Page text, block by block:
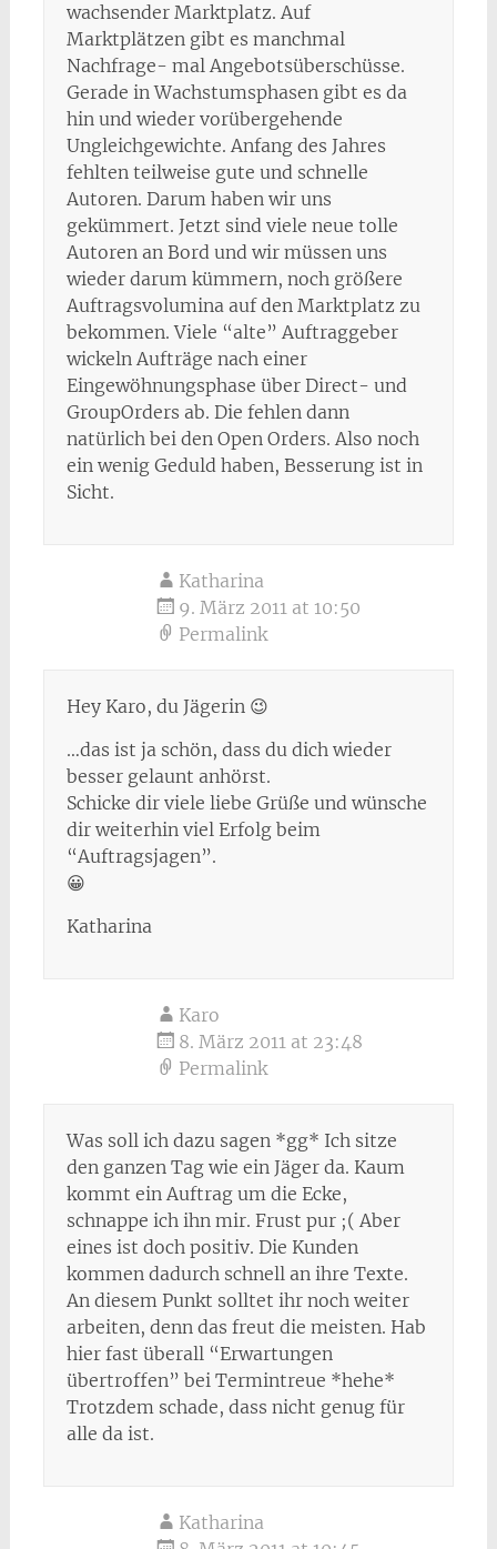
wachsender Marktplatz. Auf
Marktplätzen gibt es manchmal
Nachfrage- mal Angebotsüberschüsse.
Gerade in Wachstumsphasen gibt es da
hin und wieder vorübergehende
Ungleichgewichte. Anfang des Jahres
fehlten teilweise gute und schnelle
Autoren. Darum haben wir uns
gekümmert. Jetzt sind viele neue tolle
Autoren an Bord und wir müssen uns
wieder darum kümmern, noch größere
Auftragsvolumina auf den Marktplatz zu
bekommen. Viele “alte” Auftraggeber
wickeln Aufträge nach einer
Eingewöhnungsphase über Direct- und
GroupOrders ab. Die fehlen dann
natürlich bei den Open Orders. Also noch
ein wenig Geduld haben, Besserung ist in
Sicht.
Katharina
9. März 2011 at 10:50
Permalink
Hey Karo, du Jägerin 😉
…das ist ja schön, dass du dich wieder
besser gelaunt anhörst.
Schicke dir viele liebe Grüße und wünsche
dir weiterhin viel Erfolg beim
“Auftragsjagen”.
😀
Katharina
Karo
8. März 2011 at 23:48
Permalink
Was soll ich dazu sagen *gg* Ich sitze
den ganzen Tag wie ein Jäger da. Kaum
kommt ein Auftrag um die Ecke,
schnappe ich ihn mir. Frust pur ;( Aber
eines ist doch positiv. Die Kunden
kommen dadurch schnell an ihre Texte.
An diesem Punkt solltet ihr noch weiter
arbeiten, denn das freut die meisten. Hab
hier fast überall “Erwartungen
übertroffen” bei Termintreue *hehe*
Trotzdem schade, dass nicht genug für
alle da ist.
Katharina